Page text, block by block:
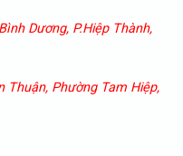
Dương, P.Hiệp Thành,
Thuận, Phường Tam Hiệp,